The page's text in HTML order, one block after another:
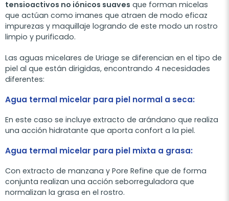
tensioactivos no iónicos suaves que forman micelas
que actúan como imanes que atraen de modo eficaz
impurezas y maquillaje logrando de este modo un rostro
limpio y purificado.
Las aguas micelares de Uriage se diferencian en el tipo de
piel al que están dirigidas, encontrando 4 necesidades
diferentes:
Agua termal micelar para piel normal a seca:
En este caso se incluye extracto de arándano que realiza
una acción hidratante que aporta confort a la piel.
Agua termal micelar para piel mixta a grasa:
Con extracto de manzana y Pore Refine que de forma
conjunta realizan una acción seborreguladora que
normalizan la grasa en el rostro.